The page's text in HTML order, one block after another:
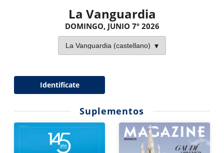
La Vanguardia
DOMINGO, JUNIO 7º 2026
Identifícate
Suplementos